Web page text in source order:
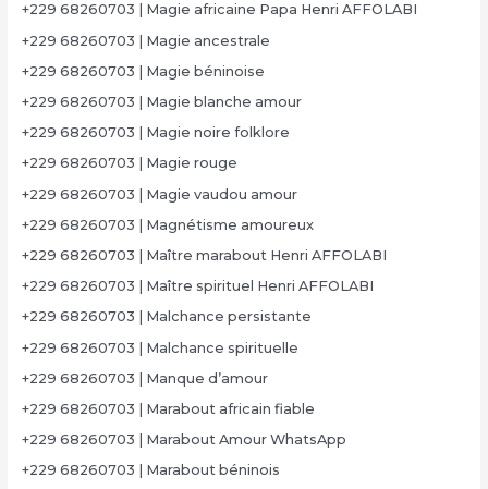
+229 68260703 | Magie africaine Papa Henri AFFOLABI
+229 68260703 | Magie ancestrale
+229 68260703 | Magie béninoise
+229 68260703 | Magie blanche amour
+229 68260703 | Magie noire folklore
+229 68260703 | Magie rouge
+229 68260703 | Magie vaudou amour
+229 68260703 | Magnétisme amoureux
+229 68260703 | Maître marabout Henri AFFOLABI
+229 68260703 | Maître spirituel Henri AFFOLABI
+229 68260703 | Malchance persistante
+229 68260703 | Malchance spirituelle
+229 68260703 | Manque d’amour
+229 68260703 | Marabout africain fiable
+229 68260703 | Marabout Amour WhatsApp
+229 68260703 | Marabout béninois